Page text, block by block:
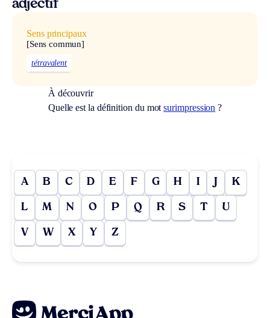
adjectif
Sens principaux
[Sens commun]
tétravalent
À découvrir
Quelle est la définition du motsurimpression ?
A B C D E F G H I J K
L M N O P Q R S T U
V W X Y Z